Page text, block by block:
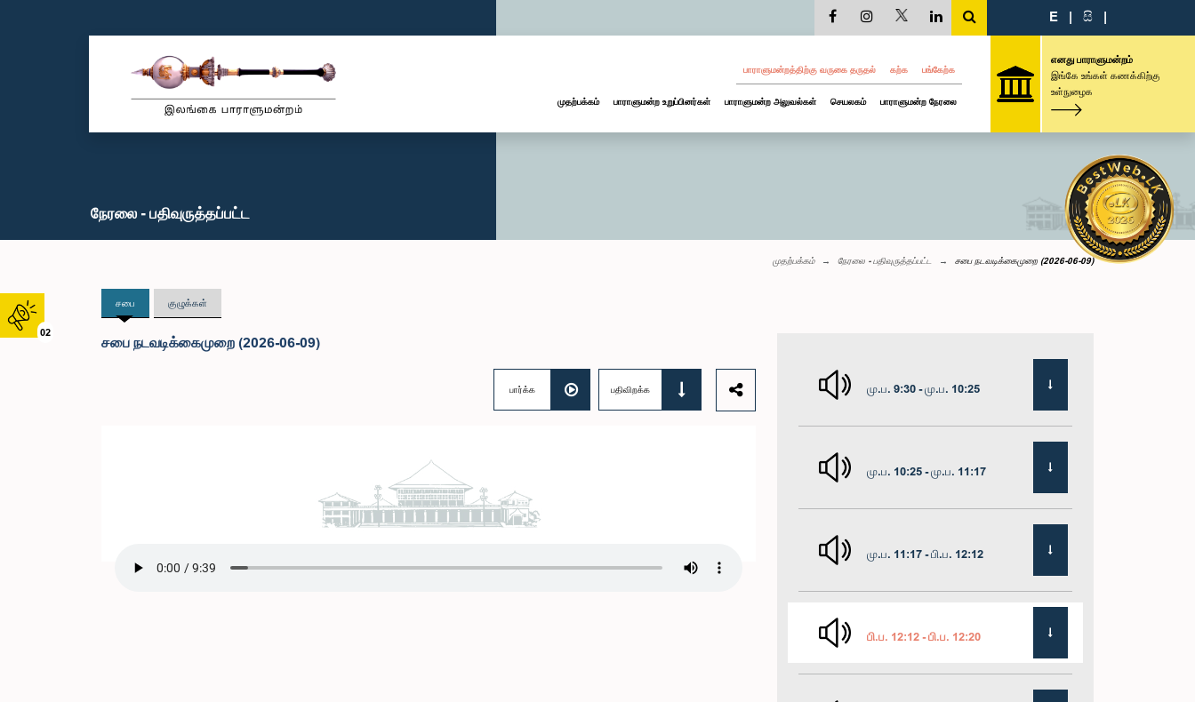
02
E | සි |
பாராளுமன்றத்திற்கு வருகை தருதல் கற்க பங்கேற்க
முதற்பக்கம் பாராளுமன்ற உறுப்பினர்கள் பாராளுமன்ற அலுவல்கள் செயலகம் பாராளுமன்ற நேரலை
எனது பாராளுமன்றம்
இங்கே உங்கள் கணக்கிற்கு
உள்நுழைக
நேரலை - பதிவுருத்தப்பட்ட
முதற்பக்கம் நேரலை - பதிவுருத்தப்பட்ட சபை நடவடிக்கைமுறை (2026-06-09)
சபை குழுக்கள்
சபை நடவடிக்கைமுறை (2026-06-09)
பார்க்க பதிவிறக்க மு.ப. 9:30 - மு.ப. 10:25
மு.ப. 10:25 - மு.ப. 11:17
மு.ப. 11:17 - பி.ப. 12:12
பி.ப. 12:12 - பி.ப. 12:20